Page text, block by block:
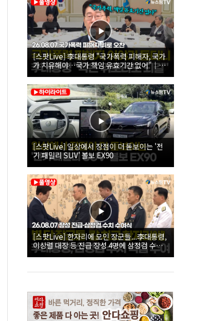
[스팟Live] 李대통령 "국가폭력 피해자, 국가
가 치유해야…국가 책임 유효기간 없어"｜
26.08.07 국가폭력 피해자 위로 오찬
[스팟Live] 일상에서 장점이 더 돋보이는 '전
기 패밀리 SUV' 볼보 EX90
[스팟Live] 한자리에 모인 장군들...李대통령,
이상렬 대장 등 진급 장성 4명에 삼정검 수치
직접 수여｜26.08.07 장성 진급·삼정검 수치